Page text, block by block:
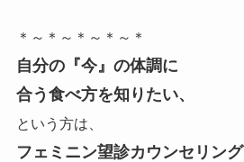
＊～＊～＊～＊～＊
自分の『今』の体調に
合う食べ方を知りたい、
という方は、
フェミニン望診カウンセリング